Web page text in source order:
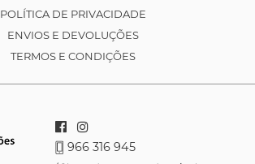
POLÍTICA DE PRIVACIDADE
ENVIOS E DEVOLUÇÕES
TERMOS E CONDIÇÕES
966 316 945